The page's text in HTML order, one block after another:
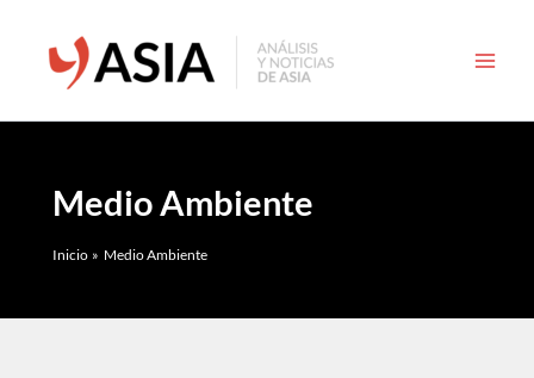
contenido
Medio Ambiente
Inicio Medio Ambiente